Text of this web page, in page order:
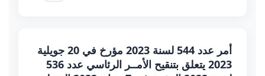
أمر عدد 544 لسنة 2023 مؤرخ في 20 جويلية
2023 يتعلق بتنقيح الأمــر الرئاسي عدد 536